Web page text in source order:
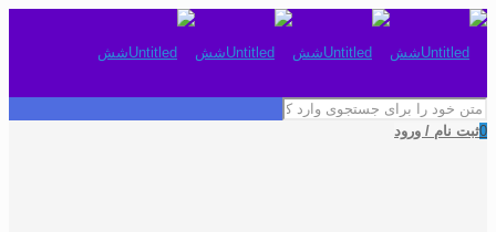
0ثبت نام / ورود